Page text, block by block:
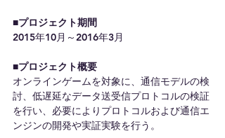
■プロジェクト期間
2015年10月～2016年3月
■プロジェクト概要
オンラインゲームを対象に、通信モデルの検
討、低遅延なデータ送受信プロトコルの検証
を行い、必要によりプロトコルおよび通信エ
ンジンの開発や実証実験を行う。